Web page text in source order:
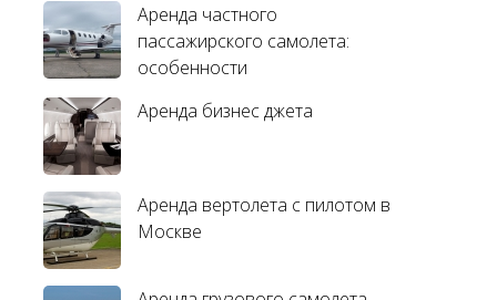
Аренда частного
пассажирского самолета:
особенности
Аренда бизнес джета
Аренда вертолета с пилотом в
Москве